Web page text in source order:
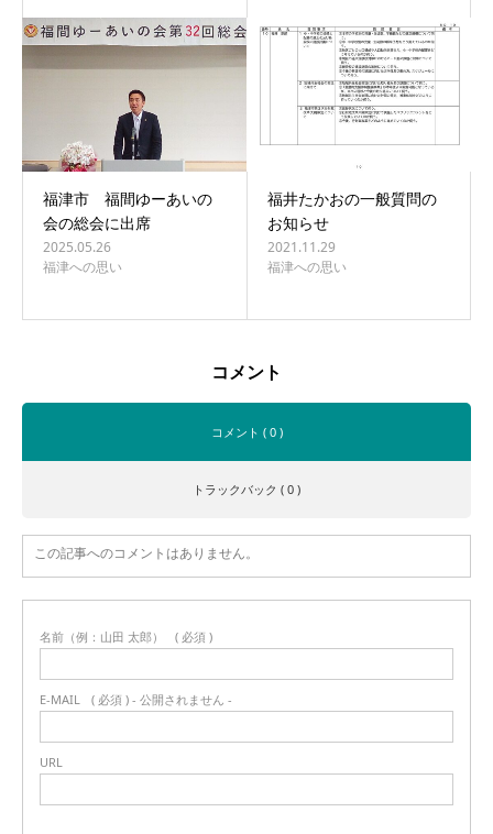
福津市 福間ゆーあいの
会の総会に出席
2025.05.26
福津への思い
福井たかおの一般質問の
お知らせ
2021.11.29
福津への思い
コメント
コメント ( 0 )
トラックバック ( 0 )
この記事へのコメントはありません。
名前（例：山田 太郎） ( 必須 )
E-MAIL ( 必須 ) - 公開されません -
URL